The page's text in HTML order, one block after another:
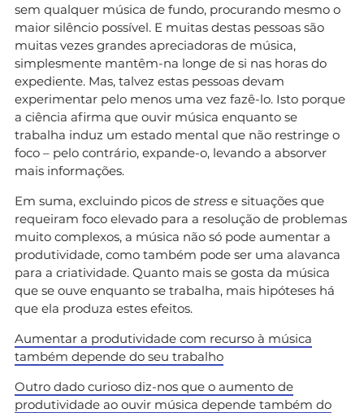
sem qualquer música de fundo, procurando mesmo o
maior silêncio possível. E muitas destas pessoas são
muitas vezes grandes apreciadoras de música,
simplesmente mantêm-na longe de si nas horas do
expediente. Mas, talvez estas pessoas devam
experimentar pelo menos uma vez fazê-lo. Isto porque
a ciência afirma que ouvir música enquanto se
trabalha induz um estado mental que não restringe o
foco – pelo contrário, expande-o, levando a absorver
mais informações.
Em suma, excluindo picos de stress e situações que
requeiram foco elevado para a resolução de problemas
muito complexos, a música não só pode aumentar a
produtividade, como também pode ser uma alavanca
para a criatividade. Quanto mais se gosta da música
que se ouve enquanto se trabalha, mais hipóteses há
que ela produza estes efeitos.
Aumentar a produtividade com recurso à música
também depende do seu trabalho
Outro dado curioso diz-nos que o aumento de
produtividade ao ouvir música depende também do